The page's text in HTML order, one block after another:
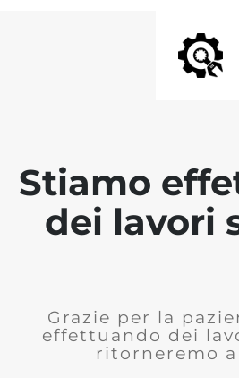
Stiamo
dei lavori
Grazie per la
effettuando dei
ritorneremo a